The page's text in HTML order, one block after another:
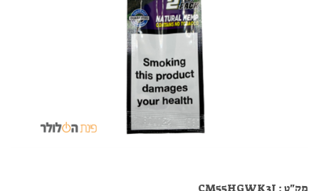
מק"ט : CM55HGWK3J